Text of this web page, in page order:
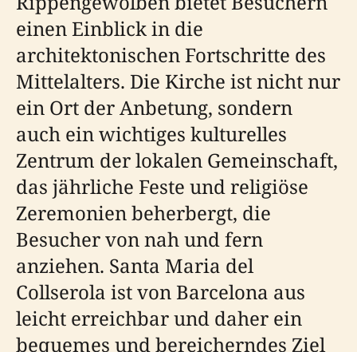
einen Einblick in die
architektonischen Fortschritte des
Mittelalters. Die Kirche ist nicht nur
ein Ort der Anbetung, sondern
auch ein wichtiges kulturelles
Zentrum der lokalen Gemeinschaft,
das jährliche Feste und religiöse
Zeremonien beherbergt, die
Besucher von nah und fern
anziehen. Santa Maria del
Collserola ist von Barcelona aus
leicht erreichbar und daher ein
bequemes und bereicherndes Ziel